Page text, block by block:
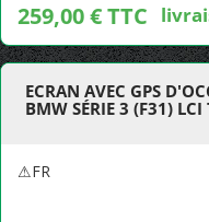
259,00 € TTC
ECRAN AVEC GPS
BMW SÉRIE 3 (F31)
⚠FR